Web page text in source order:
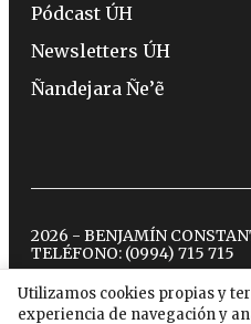
Utilizamos cookies propias y
experiencia de navegación y
Pódcast ÚH
Newsletters ÚH
Ñandejara Ñe’ẽ
2026 - BENJAMÍN
TELÉFONO: (0994) 715 715